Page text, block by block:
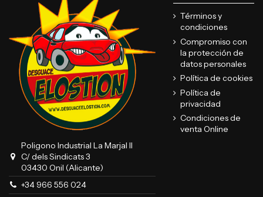
Poligono Industrial La Marjal II
C/ dels Sindicats 3
03430 Onil (Alicante)
+34 966 556 024
Términos y
condiciones
Compromiso con
la protección de
datos personales
Política de cookies
Política de
privacidad
Condiciones de
venta Online